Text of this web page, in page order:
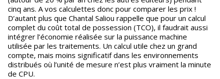
cinq ans. A vos calculettes donc pour comparer les prix !
D’autant plus que Chantal Saliou rappelle que pour un calcul
complet du coût total de possession (TCO), il faudrait aussi
intégrer l’économie réalisée sur la puissance machine
utilisée par les traitements. Un calcul utile chez un grand
compte, mais moins significatif dans les environnements
distribués où l’unité de mesure n’est plus vraiment la minute
de CPU.